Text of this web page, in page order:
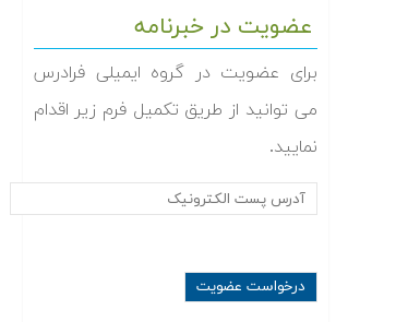
عضویت در خبرنامه
برای عضویت در گروه ایمیلی فرادرس
می توانید از طریق تکمیل فرم زیر اقدام
نمایید.